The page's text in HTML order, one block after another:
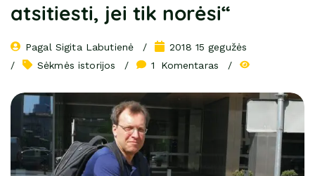
atsitiesti, jei tik norėsi“
Pagal Sigita Labutienė
2018 15 gegužės
Sėkmės istorijos
1 Komentaras